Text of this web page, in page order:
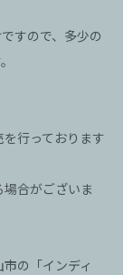
すので、多少の
行っております
合がございま
の「インディ